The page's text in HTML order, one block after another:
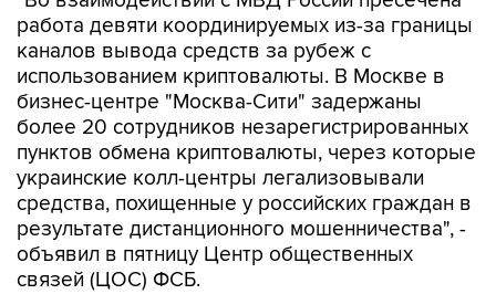
работа девяти координируемых из-за границы
каналов вывода средств за рубеж с
использованием криптовалюты. В Москве в
бизнес-центре "Москва-Сити" задержаны
более 20 сотрудников незарегистрированных
пунктов обмена криптовалюты, через которые
украинские колл-центры легализовывали
средства, похищенные у российских граждан в
результате дистанционного мошенничества", -
объявил в пятницу Центр общественных
связей (ЦОС) ФСБ.